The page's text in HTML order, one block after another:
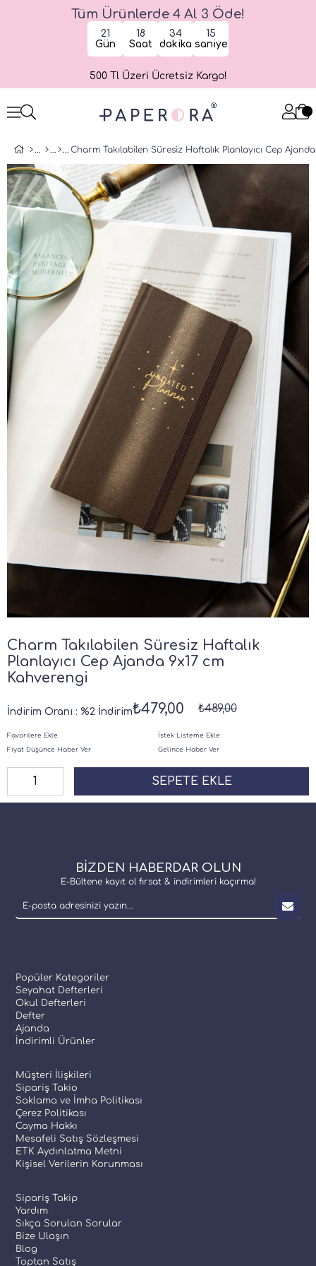
Tüm Ürünlerde 4 Al 3 Öde!
21
Gün
18
Saat
34
dakika
15
saniye
500 Tl Üzeri Ücretsiz Kargo!
Charm Takılabilen Süresiz Haftalık
Planlayıcı Cep Ajanda 9x17 cm
Kahverengi
İndirim Oranı : %2 İndirim ₺489,00
₺479,00
Favorilere Ekle
İstek Listeme Ekle
Fiyat Düşünce Haber Ver
Gelince Haber Ver
BİZDEN HABERDAR OLUN
E-Bültene kayıt ol fırsat & indirimleri kaçırma!
Popüler Kategoriler
Seyahat Defterleri
Okul Defterleri
Defter
Ajanda
İndirimli Ürünler
Müşteri İlişkileri
Sipariş Takio
Saklama ve İmha Politikası
Çerez Politikası
Cayma Hakkı
Mesafeli Satış Sözleşmesi
ETK Aydınlatma Metni
Kişisel Verilerin Korunması
Sipariş Takip
Yardım
Sıkça Sorulan Sorular
Bize Ulaşın
Blog
Toptan Satış